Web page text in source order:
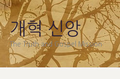
Skip
to
content
개혁 신앙
The Truth and Gospel Mission